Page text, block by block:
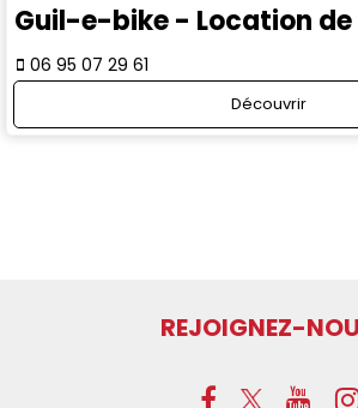
Guil-e-bike - Location de
06 95 07 29 61
Découvrir
REJOIGNEZ-